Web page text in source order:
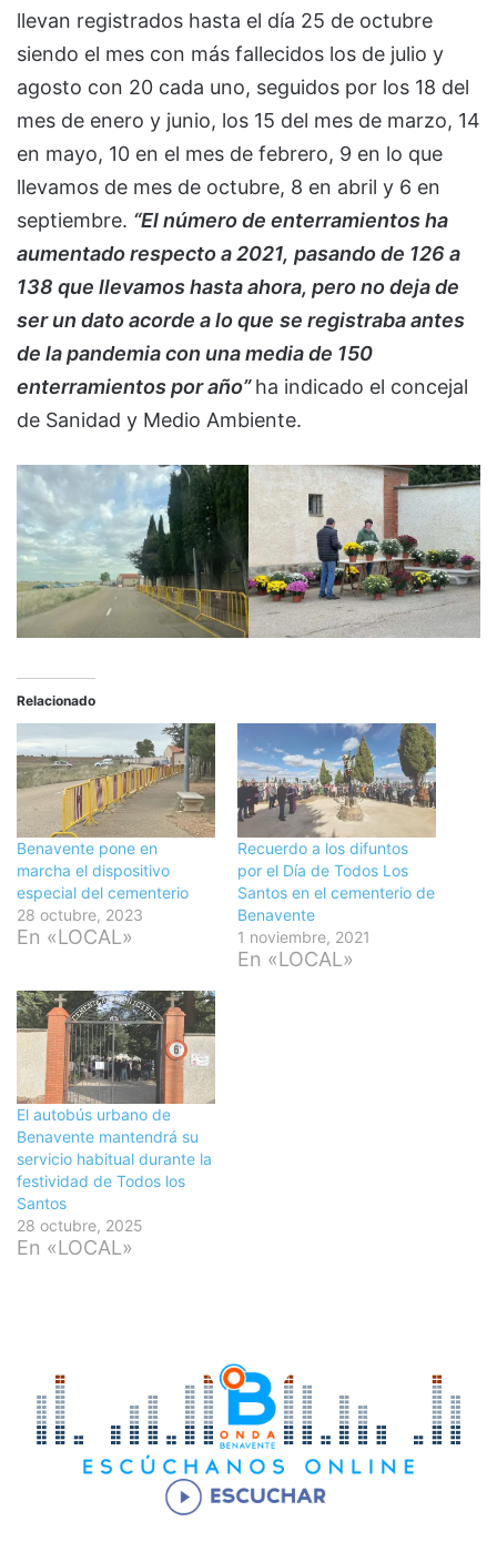
llevan registrados hasta el día 25 de octubre
siendo el mes con más fallecidos los de julio y
agosto con 20 cada uno, seguidos por los 18 del
mes de enero y junio, los 15 del mes de marzo, 14
en mayo, 10 en el mes de febrero, 9 en lo que
llevamos de mes de octubre, 8 en abril y 6 en
septiembre. “El número de enterramientos ha
aumentado respecto a 2021, pasando de 126 a
138 que llevamos hasta ahora, pero no deja de
ser un dato acorde a lo que se registraba antes
de la pandemia con una media de 150
enterramientos por año”ha indicado el concejal
de Sanidad y Medio Ambiente.
Relacionado
Benavente pone en
marcha el dispositivo
especial del cementerio
28 octubre, 2023
En «LOCAL»
Recuerdo a los difuntos
por el Día de Todos Los
Santos en el cementerio de
Benavente
1 noviembre, 2021
En «LOCAL»
El autobús urbano de
Benavente mantendrá su
servicio habitual durante la
festividad de Todos los
Santos
28 octubre, 2025
En «LOCAL»